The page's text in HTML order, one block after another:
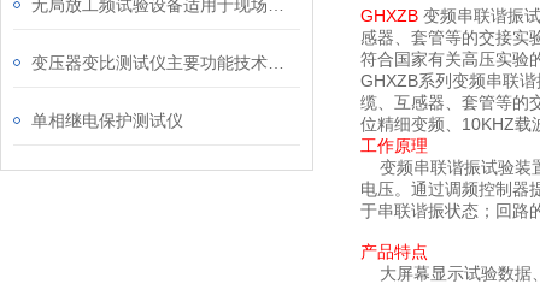
单相继电保护测试仪
GHXZB 变频串联谐振
感器、套管等的交接实
符合国家有关高压实验
GHXZB系列变频串联
缆、互感器、套管等的
位精细变频、10KHZ载
工作原理
变频串联谐振试验装
电压。通过调频控制器
于串联谐振状态；回路
产品特点
大屏幕显示试验数据